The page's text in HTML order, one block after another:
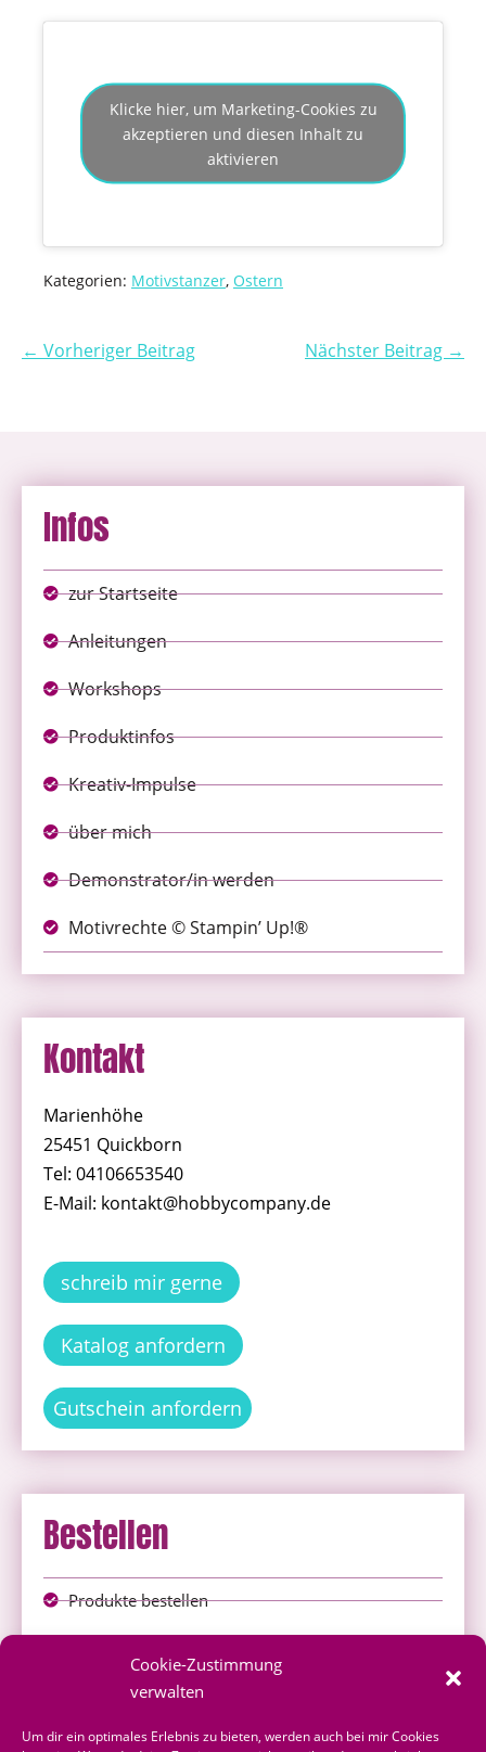
Cookie-Zustimmung
verwalten
Um dir ein optimales Erlebnis zu bieten, werden auch bei mir Cookies
Klicke hier, um Marketing-Cookies zu
akzeptieren und diesen Inhalt zu
aktivieren
Kategorien: Motivstanzer, Ostern
← Vorheriger Beitrag Nächster Beitrag →
Infos
zur Startseite
Anleitungen
Workshops
Produktinfos
Kreativ-Impulse
über mich
Demonstrator/in werden
Motivrechte © Stampin’ Up!®
Kontakt
Marienhöhe
25451 Quickborn
Tel: 04106653540
E-Mail: kontakt@hobbycompany.de
schreib mir gerne
Katalog anfordern
Gutschein anfordern
Bestellen
Produkte bestellen
über mich bestellen
Shoppingvorteil